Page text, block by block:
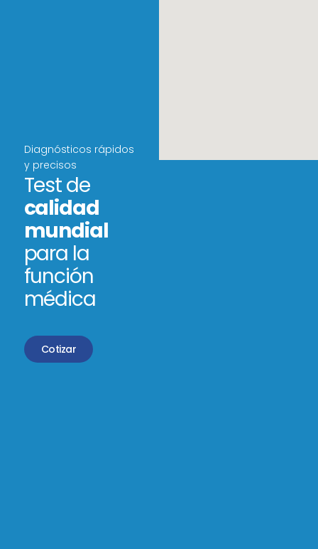
Diagnósticos rápidos
y precisos
Test de
calidad
mundial
para la
función
médica
Cotizar